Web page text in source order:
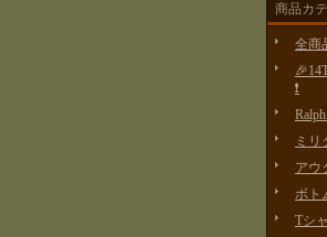
商品カ
全商
❗️
ミリ
アウ
ボト
Tシ